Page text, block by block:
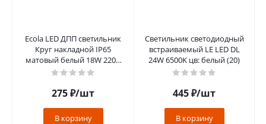
Ecola LED ДПП светильник
Круг накладной IP65
матовый белый 18W 220V
4200K 175x45 [DPRV18ELC]
275₽/шт
В корзину
Светильник светодиодный
встраиваемый LE LED DL
24W 6500K цв: белый (20)
445₽/шт
В корзину